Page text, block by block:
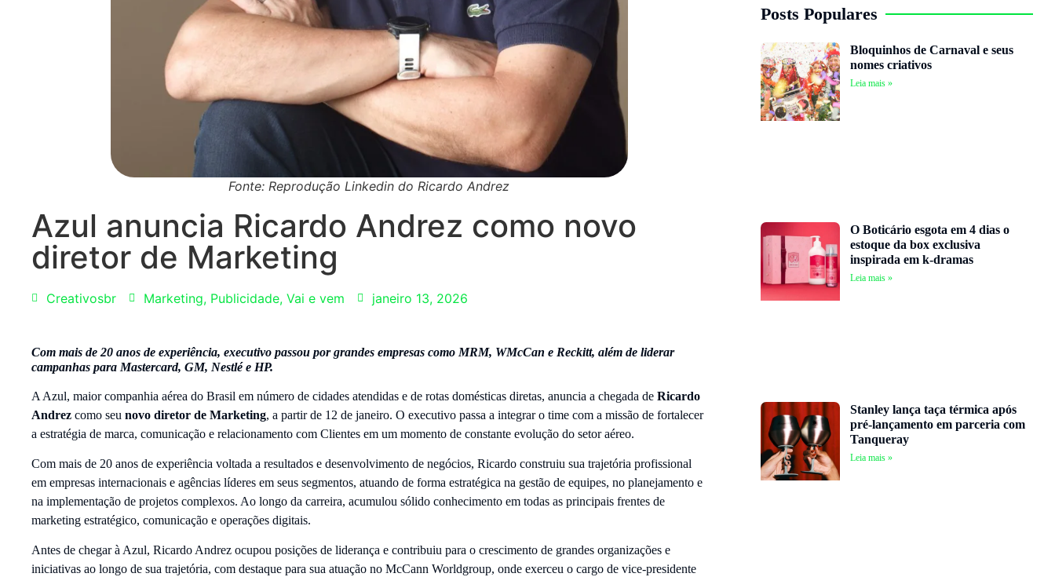
Fonte: Reprodução Linkedin do Ricardo Andrez
Azul anuncia Ricardo Andrez como novo
diretor de Marketing
Creativosbr Marketing, Publicidade, Vai e vem janeiro 13, 2026
Com mais de 20 anos de experiência, executivo passou por grandes empresas como MRM, WMcCan e Reckitt, além de liderar
campanhas para Mastercard, GM, Nestlé e HP.
A Azul, maior companhia aérea do Brasil em número de cidades atendidas e de rotas domésticas diretas, anuncia a chegada de Ricardo
Andrez como seu novo diretor de Marketing, a partir de 12 de janeiro. O executivo passa a integrar o time com a missão de fortalecer
a estratégia de marca, comunicação e relacionamento com Clientes em um momento de constante evolução do setor aéreo.
Com mais de 20 anos de experiência voltada a resultados e desenvolvimento de negócios, Ricardo construiu sua trajetória profissional
em empresas internacionais e agências líderes em seus segmentos, atuando de forma estratégica na gestão de equipes, no planejamento e
na implementação de projetos complexos. Ao longo da carreira, acumulou sólido conhecimento em todas as principais frentes de
marketing estratégico, comunicação e operações digitais.
Antes de chegar à Azul, Ricardo Andrez ocupou posições de liderança e contribuiu para o crescimento de grandes organizações e
iniciativas ao longo de sua trajetória, com destaque para sua atuação no McCann Worldgroup, onde exerceu o cargo de vice-presidente
Posts Populares
Bloquinhos de Carnaval e seus
nomes criativos
Leia mais »
O Boticário esgota em 4 dias o
estoque da box exclusiva
inspirada em k-dramas
Leia mais »
Stanley lança taça térmica após
pré-lançamento em parceria com
Tanqueray
Leia mais »